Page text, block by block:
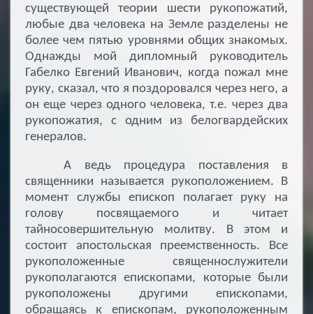
существующей теории шести рукопожатий,
любые два человека на Земле разделены не
более чем пятью уровнями общих знакомых.
Однажды мой дипломный руководитель
Габелко Евгений Иванович, когда пожал мне
руку, сказал, что я поздоровался через него, а
он еще через одного человека, т.е. через два
рукопожатия, с одним из белогвардейских
генералов.
А ведь процедура поставления в
священники называется рукоположением. В
момент службы епископ полагает руку на
голову посвящаемого и читает
тайносовершительную молитву. В этом и
состоит апостольская преемственность. Все
рукоположенные священнослужители
рукополагаются епископами, которые были
рукоположены другими епископами,
обращаясь к епископам, рукоположенным